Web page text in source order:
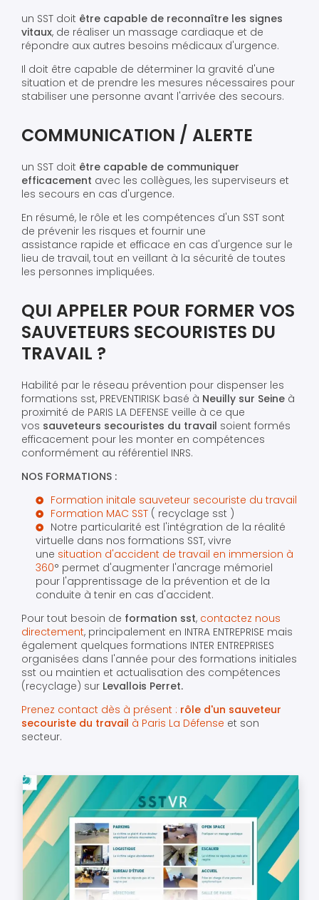
un SST doit être capable de reconnaître les signes
vitaux, de réaliser un massage cardiaque et de
répondre aux autres besoins médicaux d'urgence.
Il doit être capable de déterminer la gravité d'une
situation et de prendre les mesures nécessaires pour
stabiliser une personne avant l'arrivée des secours.
COMMUNICATION / ALERTE
un SST doit être capable de communiquer
efficacement avec les collègues, les superviseurs et
les secours en cas d'urgence.
En résumé, le rôle et les compétences d'un SST sont
de prévenir les risques et fournir une
assistance rapide et efficace en cas d'urgence sur le
lieu de travail, tout en veillant à la sécurité de toutes
les personnes impliquées.
QUI APPELER POUR FORMER VOS
SAUVETEURS SECOURISTES DU
TRAVAIL ?
Habilité par le réseau prévention pour dispenser les
formations sst, PREVENTIRISK basé à Neuilly sur Seine à
proximité de PARIS LA DEFENSE veille à ce que
vos sauveteurs secouristes du travail soient formés
efficacement pour les monter en compétences
conformément au référentiel INRS.
NOS FORMATIONS :
Formation initale sauveteur secouriste du travail
Formation MAC SST ( recyclage sst )
Notre particularité est l'intégration de la réalité
virtuelle dans nos formations SST, vivre
une situation d'accident de travail en immersion à
360° permet d'augmenter l'ancrage mémoriel
pour l'apprentissage de la prévention et de la
conduite à tenir en cas d'accident.
Pour tout besoin de formation sst, contactez nous
directement, principalement en INTRA ENTREPRISE mais
également quelques formations INTER ENTREPRISES
organisées dans l'année pour des formations initiales
sst ou maintien et actualisation des compétences
(recyclage) sur Levallois Perret.
Prenez contact dès à présent : rôle d'un sauveteur
secouriste du travail à Paris La Défense et son
secteur.